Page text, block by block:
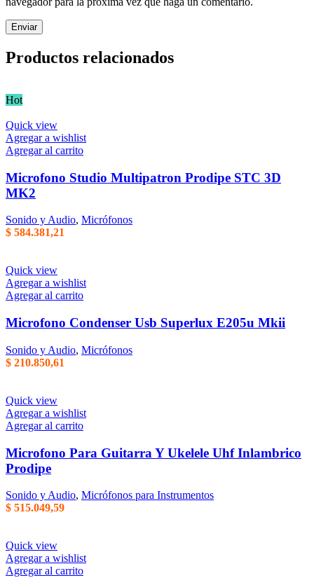
Productos relacionados
Hot
Quick view
Agregar a wishlist
Agregar al carrito
Microfono Studio Multipatron Prodipe STC 3D
MK2
Sonido y Audio, Micrófonos
$ 584.381,21
Quick view
Agregar a wishlist
Agregar al carrito
Microfono Condenser Usb Superlux E205u Mkii
Sonido y Audio, Micrófonos
$ 210.850,61
Quick view
Agregar a wishlist
Agregar al carrito
Microfono Para Guitarra Y Ukelele Uhf Inlambrico
Prodipe
Sonido y Audio, Micrófonos para Instrumentos
$ 515.049,59
Quick view
Agregar a wishlist
Agregar al carrito